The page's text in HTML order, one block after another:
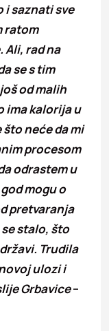
saznati sve
ratom
Ali, rad na
se s tim
od malih
ima kalorija u
neće da mi
procesom
odrastem u
mogu o
pretvaranja
stalo, što
Trudila
ulozi i
Grbavice–